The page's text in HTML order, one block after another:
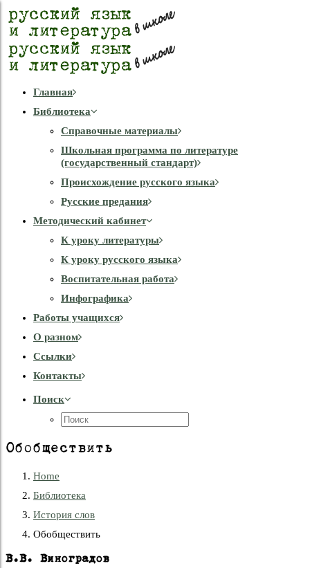
Главная
Библиотека
Справочные материалы
Школьная программа по литературе
(государственный стандарт)
Происхождение русского языка
Русские предания
Методический кабинет
К уроку литературы
К уроку русского языка
Воспитательная работа
Инфографика
Работы учащихся
О разном
Cсылки
Контакты
Поиск
Обобществить
Home
Библиотека
История слов
Обобществить
В.В. Виноградов